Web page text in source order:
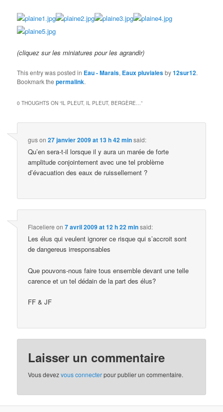
(cliquez sur les miniatures pour les agrandir)
This entry was posted in Eau - Marais, Eaux pluvialesby12sur12.
Bookmark thepermalink.
0 THOUGHTS ON “IL PLEUT, IL PLEUT, BERGÈRE…”
guson27 janvier 2009 at 13 h 42 minsaid:
Qu’en sera-t-il lorsque il y aura un marée de forte
amplitude conjointement avec une tel problème
d’évacuation des eaux de ruissellement ?
Flaceliere on7 avril 2009 at 12 h 22 minsaid:
Les élus qui veulent ignorer ce risque qui s’accroit sont
de dangereus irresponsables
Que pouvons-nous faire tous ensemble devant une telle
carence et un tel dédain de la part des élus?
FF & JF
Laisser un commentaire
Vous devezvous connecterpour publier un commentaire.